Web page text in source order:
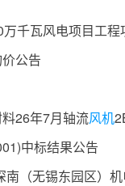
公告
26年7月轴流风机
中标结果公告
无锡东园区）机电安装工程IV